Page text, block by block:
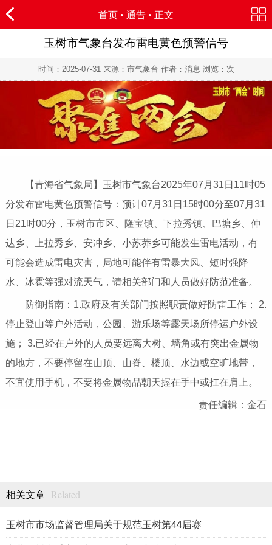
首页 • 通告 • 正文
玉树市气象台发布雷电黄色预警信号
时间： 2025-07-31 来源：市气象台 作者：消息 浏览： 次
【青海省气象局】玉树市气象台2025年07月31日11时05
分发布雷电黄色预警信号：预计07月31日15时00分至07月31
日21时00分，玉树市市区、隆宝镇、下拉秀镇、巴塘乡、仲
达乡、上拉秀乡、安冲乡、小苏莽乡可能发生雷电活动，有
可能会造成雷电灾害，局地可能伴有雷暴大风、短时强降
水、冰雹等强对流天气，请相关部门和人员做好防范准备。
防御指南：1.政府及有关部门按照职责做好防雷工作； 2.
停止登山等户外活动，公园、游乐场等露天场所停运户外设
施； 3.已经在户外的人员要远离大树、墙角或有突出金属物
的地方，不要停留在山顶、山脊、楼顶、水边或空旷地带，
不宜使用手机，不要将金属物品朝天握在手中或扛在肩上。
责任编辑：金石
相关文章 Related
玉树市市场监督管理局关于规范玉树第44届赛